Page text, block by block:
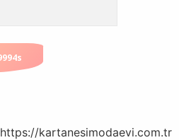
https://kartanesimodaevi.com.tr